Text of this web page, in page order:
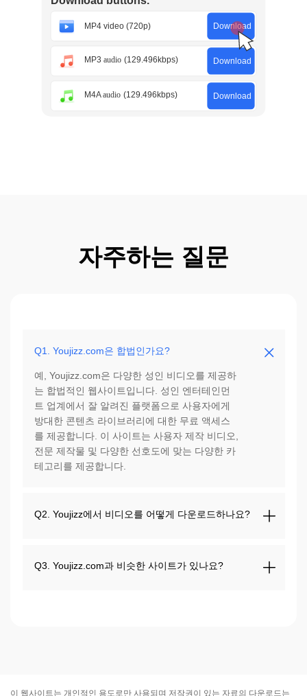
자주하는 질문
Q1. Youjizz.com은 합법인가요?
예, Youjizz.com은 다양한 성인 비디오를 제공하
는 합법적인 웹사이트입니다. 성인 엔터테인먼
트 업계에서 잘 알려진 플랫폼으로 사용자에게
방대한 콘텐츠 라이브러리에 대한 무료 액세스
를 제공합니다. 이 사이트는 사용자 제작 비디오,
전문 제작물 및 다양한 선호도에 맞는 다양한 카
테고리를 제공합니다.
Q2. Youjizz에서 비디오를 어떻게 다운로드하나요?
Q3. Youjizz.com과 비슷한 사이트가 있나요?
이 웹사이트는 개인적인 용도로만 사용되며 저작권이 있는 자료의 다운로드는